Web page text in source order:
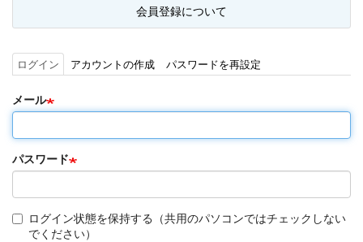
会員登録について
プ
イ
マ
リ
ー
タ
ブ
ログイン (ア
ク
ィ
な
タ
ブ)
アカウントの作成 パスワードを再設定
メール
パスワード
ログイン状態を保持する（共用のパソコンではチェックしない
でください）